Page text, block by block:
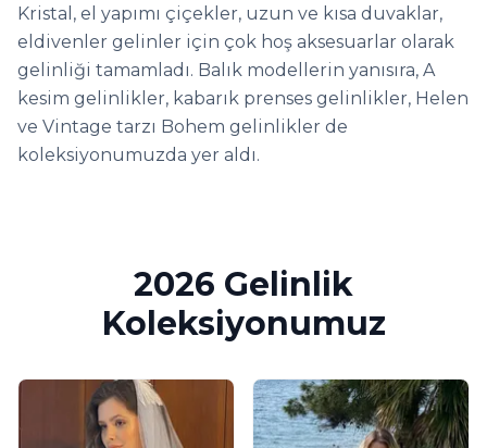
Kristal, el yapımı çiçekler, uzun ve kısa duvaklar,
eldivenler gelinler için çok hoş aksesuarlar olarak
gelinliği tamamladı. Balık modellerin yanısıra, A
kesim gelinlikler, kabarık prenses gelinlikler, Helen
ve Vintage tarzı Bohem gelinlikler de
koleksiyonumuzda yer aldı.
2026 Gelinlik
Koleksiyonumuz